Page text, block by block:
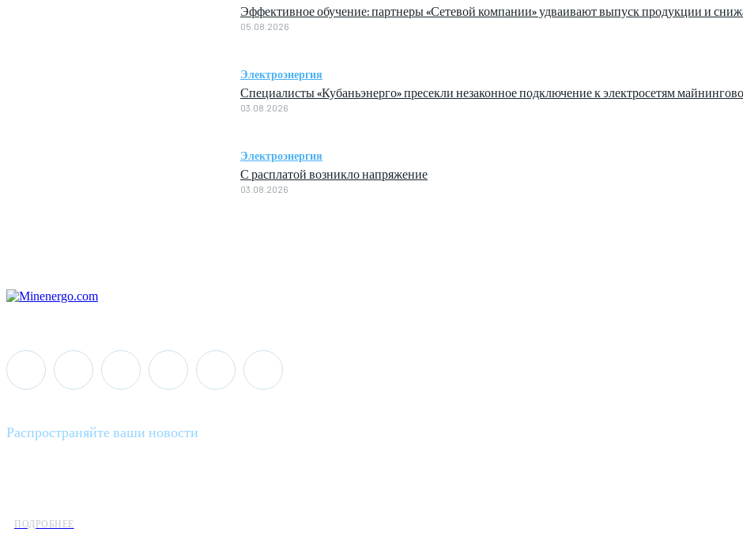
Эффективное обучение: партнеры «Сетевой компании» удваивают выпуск продукции и
05.08.2026
Электроэнергия
Специалисты «Кубаньэнерго» пресекли незаконное подключение к электросетям
03.08.2026
Электроэнергия
С расплатой возникло напряжение
03.08.2026
Распространяйте ваши новости
ПОДРОБНЕЕ